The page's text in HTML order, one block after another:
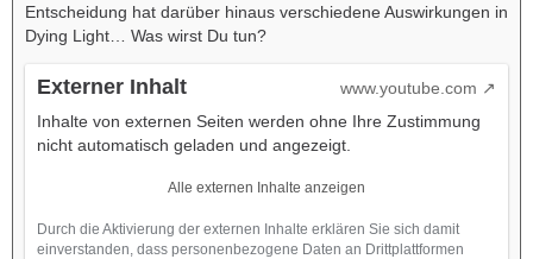
Entscheidung hat darüber hinaus verschiedene Auswirkungen in
Dying Light… Was wirst Du tun?
Externer Inhalt
www.youtube.com
Inhalte von externen Seiten werden ohne Ihre Zustimmung
nicht automatisch geladen und angezeigt.
Alle externen Inhalte anzeigen
Durch die Aktivierung der externen Inhalte erklären Sie sich damit
einverstanden, dass personenbezogene Daten an Drittplattformen